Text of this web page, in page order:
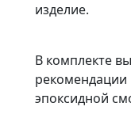
изделие.
В комплекте
рекомендации
эпоксидной